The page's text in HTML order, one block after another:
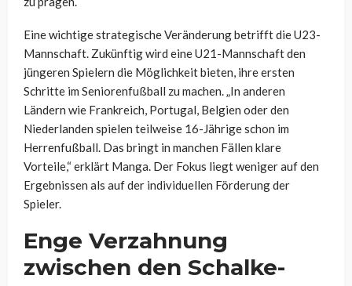
Eine wichtige strategische Veränderung betrifft die U23-
Mannschaft. Zukünftig wird eine U21-Mannschaft den
jüngeren Spielern die Möglichkeit bieten, ihre ersten
Schritte im Seniorenfußball zu machen. „In anderen
Ländern wie Frankreich, Portugal, Belgien oder den
Niederlanden spielen teilweise 16-Jährige schon im
Herrenfußball. Das bringt in manchen Fällen klare
Vorteile,“ erklärt Manga. Der Fokus liegt weniger auf den
Ergebnissen als auf der individuellen Förderung der
Spieler.
Enge Verzahnung
zwischen den Schalke-